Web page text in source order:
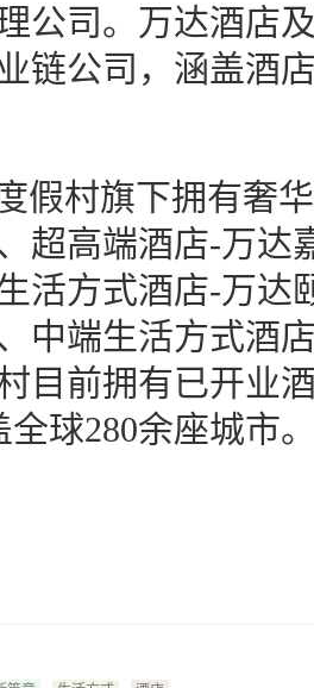
公司。万达酒店
链公司，涵盖酒
假村旗下拥有奢
超高端酒店-万达
活方式酒店-万达
中端生活方式酒
目前拥有已开业
全球280余座城市